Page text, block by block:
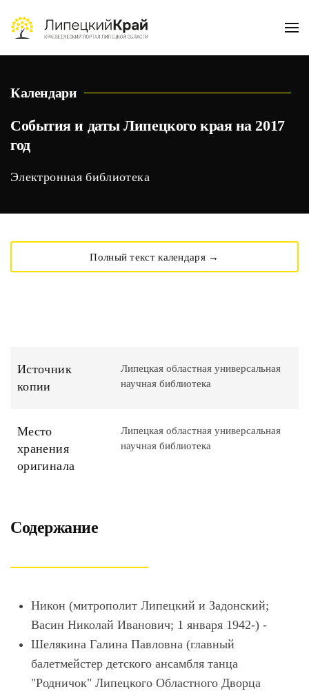
Skip to main content
Календари
События и даты Липецкого края на 2017
год
Электронная библиотека
Полный текст календаря →
Источник
копии
Липецкая областная универсальная
научная библиотека
Место
хранения
оригинала
Липецкая областная универсальная
научная библиотека
Содержание
Никон (митрополит Липецкий и Задонский;
Васин Николай Иванович; 1 января 1942-) -
Шелякина Галина Павловна (главный
балетмейстер детского ансамбля танца
"Родничок" Липецкого Областного Дворца